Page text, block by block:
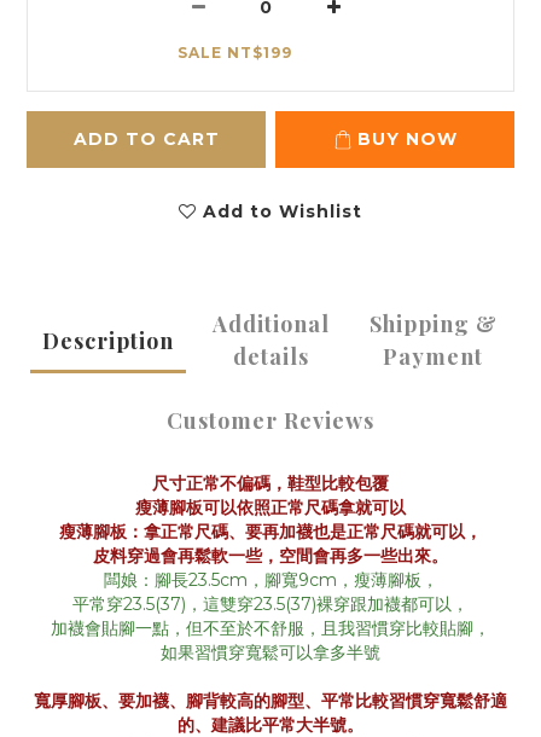
SALE NT$199
ADD TO CART BUY NOW
Add to Wishlist
Description
Additional
details
Shipping &
Payment
Customer Reviews
尺寸正常不偏碼，鞋型比較包覆
瘦薄腳板可以依照正常尺碼拿就可以
瘦薄腳板：拿正常尺碼、要再加襪也是正常尺碼就可以，
皮料穿過會再鬆軟一些，空間會再多一些出來。
闆娘：腳長23.5cm，腳寬9cm，瘦薄腳板，
平常穿23.5(37)，這雙穿23.5(37)裸穿跟加襪都可以，
加襪會貼腳一點，但不至於不舒服，且我習慣穿比較貼腳，
如果習慣穿寬鬆可以拿多半號
寬厚腳板、要加襪、腳背較高的腳型、平常比較習慣穿寬鬆舒適
的、建議比平常大半號。